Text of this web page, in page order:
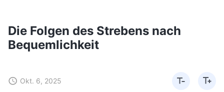
Die Folgen des Strebens nach
Bequemlichkeit
Okt. 6, 2025